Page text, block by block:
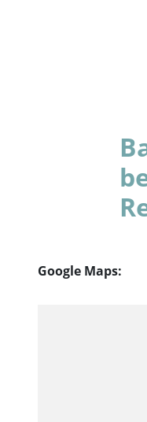
Google Maps: